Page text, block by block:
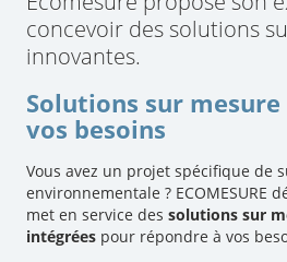
concevoir des solutions
innovantes.
Solutions sur mesure
vos besoins
Vous avez un projet spécifique de
environnementale ? ECOMESURE
met en service des solutions sur
intégrées pour répondre à vos